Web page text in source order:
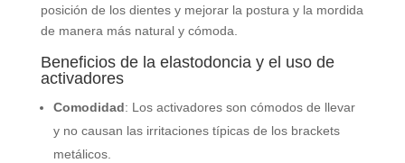
posición de los dientes y mejorar la postura y la mordida
de manera más natural y cómoda.
Beneficios de la elastodoncia y el uso de
activadores
Comodidad: Los activadores son cómodos de llevar
y no causan las irritaciones típicas de los brackets
metálicos.